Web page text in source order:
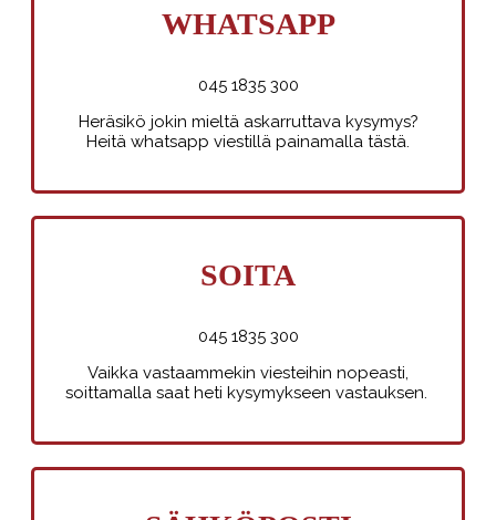
WHATSAPP
045 1835 300
Heräsikö jokin mieltä askarruttava kysymys?
Heitä whatsapp viestillä painamalla tästä.
SOITA
045 1835 300
Vaikka vastaammekin viesteihin nopeasti,
soittamalla saat heti kysymykseen vastauksen.